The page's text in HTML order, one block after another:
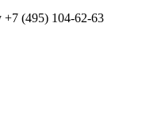
+7 (495) 104-62-63